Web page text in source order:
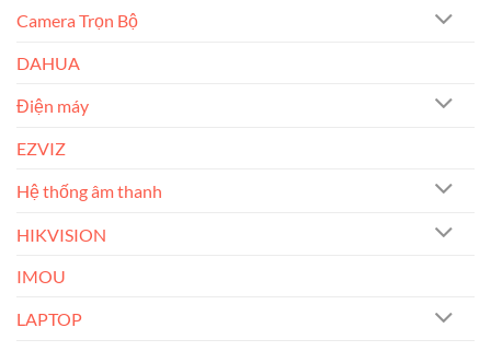
Camera Trọn Bộ
DAHUA
Điện máy
EZVIZ
Hệ thống âm thanh
HIKVISION
IMOU
LAPTOP